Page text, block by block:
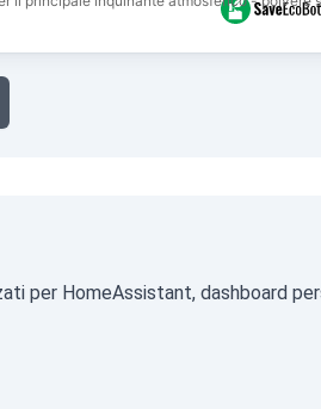
per HomeAssistant, dashboard